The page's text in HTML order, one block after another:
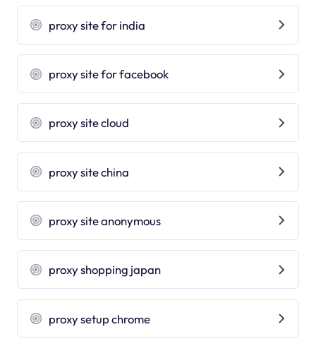
proxy site for india
proxy site for facebook
proxy site cloud
proxy site china
proxy site anonymous
proxy shopping japan
proxy setup chrome